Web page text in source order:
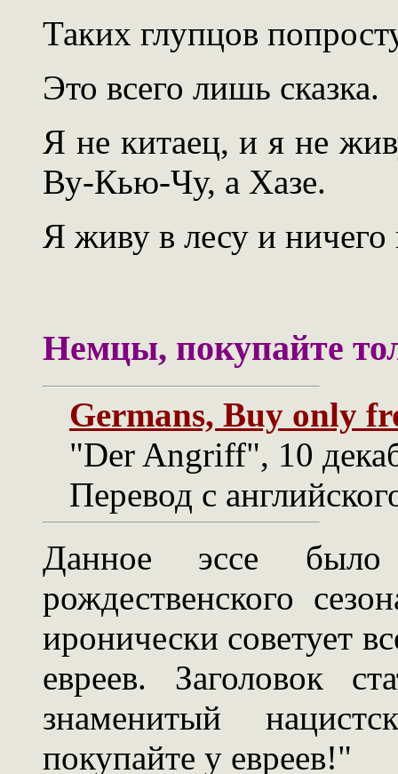
Таких глупцов
Это всего лишь сказка.
Я не китаец, и я не
Ву-Кью-Чу, а Хазе.
Я живу в лесу и ничего
Немцы, покупайте
Germans, Buy only
"Der Angriff", 10
Перевод с
Данное эссе
рождественского
иронически советует
евреев. Заголовок
знаменитый
покупайте у евреев!"